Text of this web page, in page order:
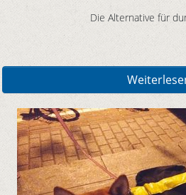
Die Alternative für